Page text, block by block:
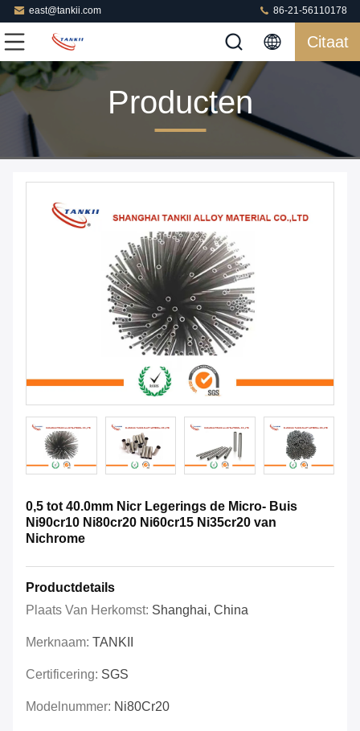
east@tankii.com 86-21-56110178
Citaat
Producten
0,5 tot 40.0mm Nicr Legerings de Micro- Buis
Ni90cr10 Ni80cr20 Ni60cr15 Ni35cr20 van
Nichrome
Productdetails
Plaats Van Herkomst: Shanghai, China
Merknaam: TANKII
Certificering: SGS
Modelnummer: Ni80Cr20